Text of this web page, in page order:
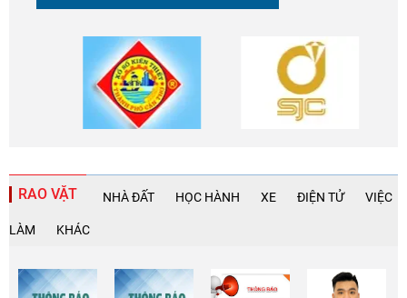
RAO VẶT NHÀ ĐẤT HỌC HÀNH XE ĐIỆN TỬ VIỆC
LÀM KHÁC